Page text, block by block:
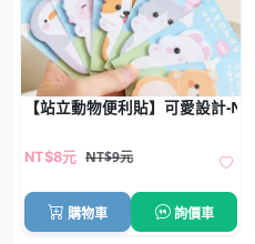
【站立動物便利貼】可愛設計-N
NT$8元 NT$9元
購物車 詢價車